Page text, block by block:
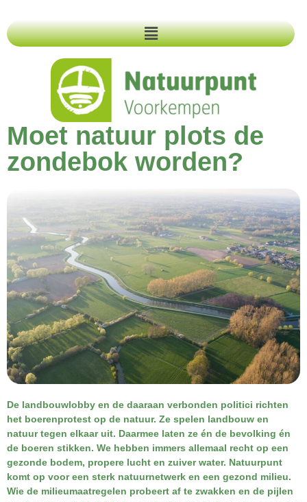
Moet natuur plots de
zondebok worden?
De landbouwlobby en de daaraan verbonden politici richten
het boerenprotest op de natuur. Ze spelen landbouw en
natuur tegen elkaar uit. Daarmee laten ze én de bevolking én
de boeren stikken. We hebben immers allemaal recht op een
gezonde bodem, propere lucht en zuiver water. Natuurpunt
komt op voor een sterk natuurnetwerk en een gezond milieu.
Wie de milieumaatregelen probeert af te zwakken en de pijlen